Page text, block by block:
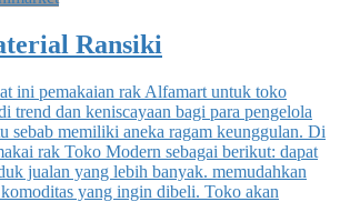
Ransiki
ini pemakaian rak Alfamart untuk toko
trend dan keniscayaan bagi para pengelola
sebab memiliki aneka ragam keunggulan. Di
rak Toko Modern sebagai berikut: dapat
jualan yang lebih banyak. memudahkan
yang ingin dibeli. Toko akan